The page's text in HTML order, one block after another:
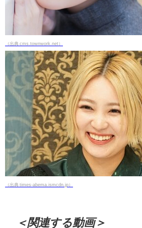
（出典 cms.townwork.net）
（出典 times-abema.ismcdn.jp）
＜関連する動画＞